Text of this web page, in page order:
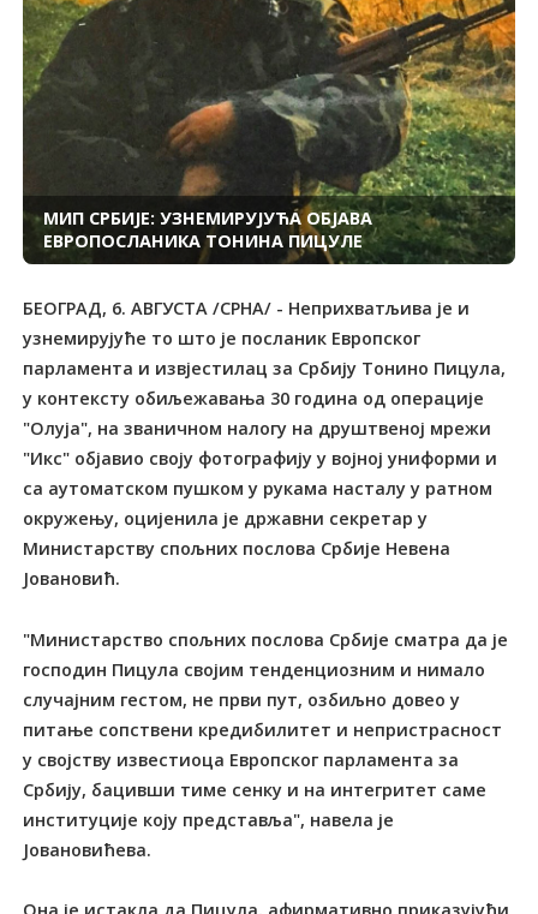
МИП СРБИЈЕ: УЗНЕМИРУЈУЋА ОБЈАВА
ЕВРОПОСЛАНИКА ТОНИНА ПИЦУЛЕ
БЕОГРАД, 6. АВГУСТА /СРНА/ - Неприхватљива је и
узнемирујуће то што је посланик Европског
парламента и извјестилац за Србију Тонино Пицула,
у контексту обиљежавања 30 година од операције
"Олуја", на званичном налогу на друштвеној мрежи
"Икс" објавио своју фотографију у војној униформи и
са аутоматском пушком у рукама насталу у ратном
окружењу, оцијенила је државни секретар у
Министарству спољних послова Србије Невена
Јовановић.
"Министарство спољних послова Србије сматра да је
господин Пицула својим тенденциозним и нимало
случајним гестом, не први пут, озбиљно довео у
питање сопствени кредибилитет и непристрасност
у својству известиоца Европског парламента за
Србију, бацивши тиме сенку и на интегритет саме
институције коју представља", навела је
Јовановићева.